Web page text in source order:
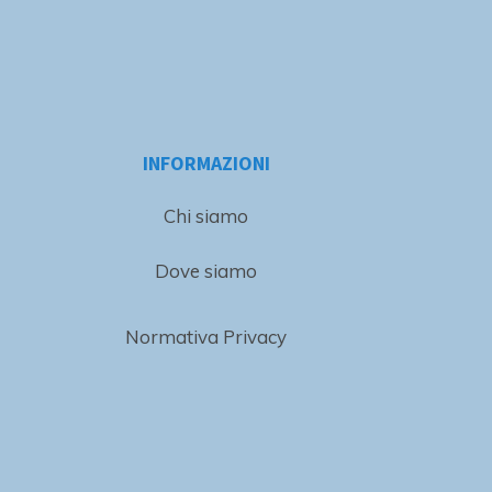
INFORMAZIONI
Chi siamo
Dove siamo
Normativa Privacy